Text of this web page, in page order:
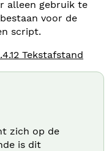
alleen gebruik te
voor de
script.
Tekstafstand
zich op de
is dit